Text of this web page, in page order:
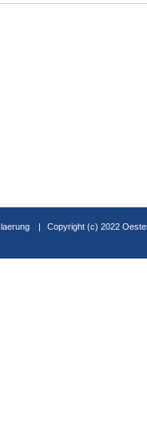
Copyright (c) 2022